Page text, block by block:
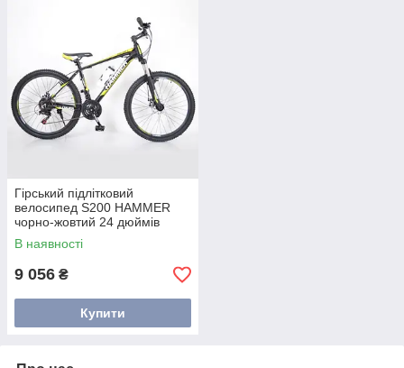
Гірський підлітковий
велосипед S200 HAMMER
чорно-жовтий 24 дюймів
В наявності
9 056 ₴
Купити